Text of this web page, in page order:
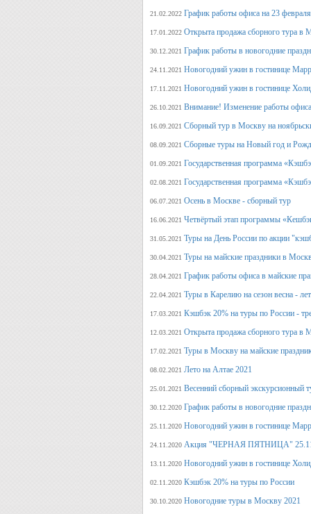
21.02.2022 График работы офиса на 23 февраля
17.01.2022 Открыта продажа сборного тура в
30.12.2021 График работы в новогодние
24.11.2021 Новогодний ужин в гостинице
17.11.2021 Новогодний ужин в гостинице
26.10.2021 Внимание! Изменение работы
16.09.2021 Сборный тур в Москву на
08.09.2021 Сборные туры на Новый год и
01.09.2021 Государственная программа
02.08.2021 Государственная программа
06.07.2021 Осень в Москве - сборный тур
16.06.2021 Четвёртый этап программы
31.05.2021 Туры на День России по акции
30.04.2021 Туры на майские праздники в
28.04.2021 График работы офиса в майские
22.04.2021 Туры в Карелию на сезон весна -
17.03.2021 Кэшбэк 20% на туры по России -
12.03.2021 Открыта продажа сборного тура в
17.02.2021 Туры в Москву на майские
08.02.2021 Лето на Алтае 2021
25.01.2021 Весенний сборный экскурсионный
30.12.2020 График работы в новогодние
25.11.2020 Новогодний ужин в гостинице
24.11.2020 Акция "ЧЕРНАЯ ПЯТНИЦА"
13.11.2020 Новогодний ужин в гостинице
02.11.2020 Кэшбэк 20% на туры по России
30.10.2020 Новогодние туры в Москву 2021